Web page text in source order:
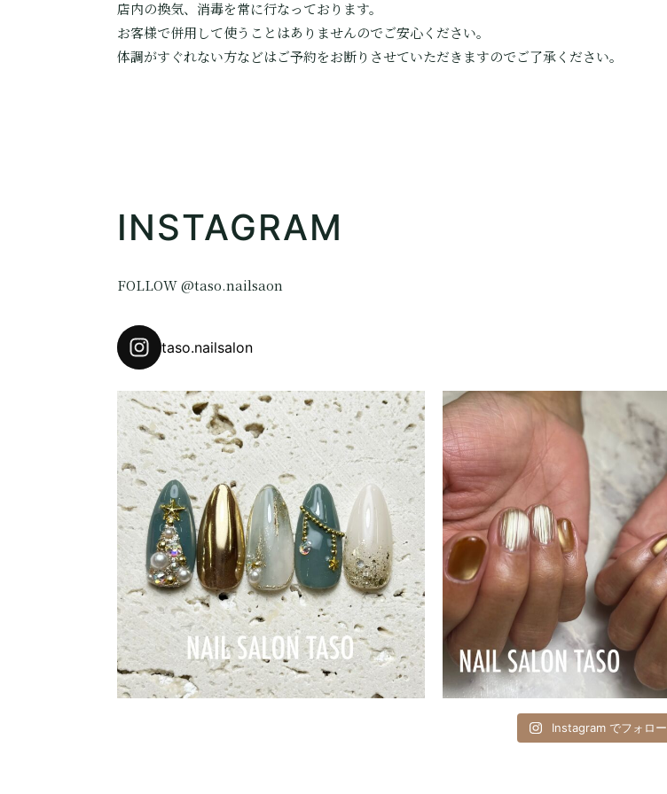
店内の換気、消毒を常に行なっております。
お客様で併用して使うことはありませんのでご安心ください。
体調がすぐれない方などはご予約をお断りさせていただきますのでご了承ください。
INSTAGRAM
FOLLOW @taso.nailsaon
taso.nailsalon
Instagram でフォロー